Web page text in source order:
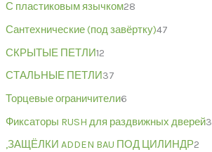
С пластиковым язычком28
Сантехнические (под завёртку)47
СКРЫТЫЕ ПЕТЛИ12
СТАЛЬНЫЕ ПЕТЛИ37
Торцевые ограничители6
Фиксаторы RUSH для раздвижных дверей3
,ЗАЩЁЛКИ ADDEN BAU ПОД ЦИЛИНДР2